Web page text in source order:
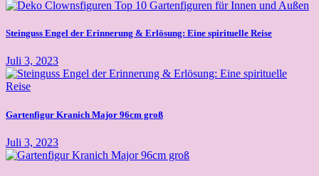
Steinguss Engel der Erinnerung & Erlösung: Eine spirituelle Reise
Juli 3, 2023
Gartenfigur Kranich Major 96cm groß
Juli 3, 2023